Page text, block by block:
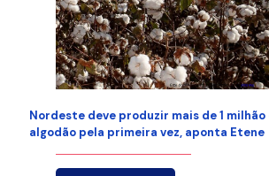
Nordeste deve produzir mais de 1
algodão pela primeira vez, aponta Etene